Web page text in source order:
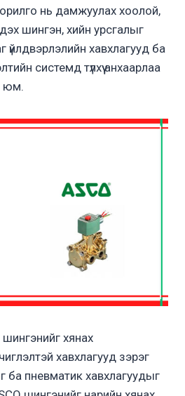
нь дамжуулах хоолой,
шингэн, хийн урсгалыг
үйлдвэрлэлийн хавхлагууд ба
системд түлхүү анхаарлаа
юм.
хянах
хавхлагууд зэрэг
ба пневматик хавхлагуудыг